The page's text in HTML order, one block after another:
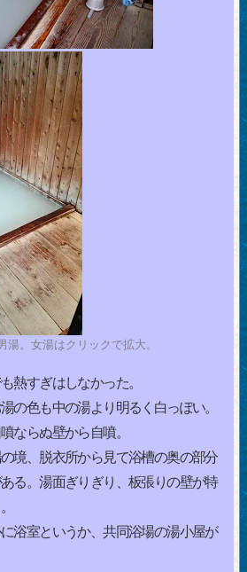
。女湯はクリックで拡大。
熱すぎはしなかった。
の色も中の湯より明るく白っぽい。
ならぬ壁から自噴。
境、脱衣所から見て浴槽の奥の部分
る。湯面ぎりぎり、板張りの壁が特
浴室というか、共同浴場の湯小屋が